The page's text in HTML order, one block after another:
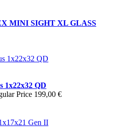
MINI SIGHT XL GLASS
1x22x32 QD
Price 199,00 €